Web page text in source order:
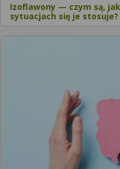
Izoflawony — czym są,
sytuacjach się je stosuje?